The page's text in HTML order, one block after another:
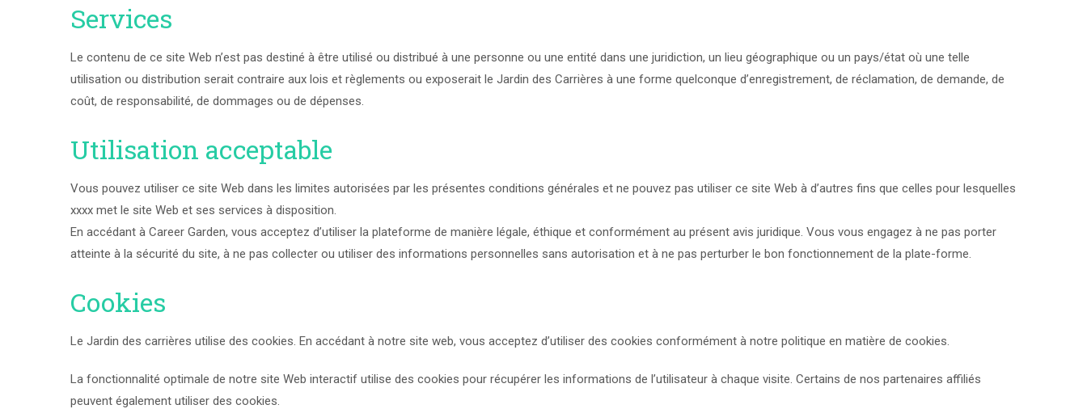
Services
Le contenu de ce site Web n’est pas destiné à être utilisé ou distribué à une personne ou une entité dans une juridiction, un lieu géographique ou un pays/état où une telle
utilisation ou distribution serait contraire aux lois et règlements ou exposerait le Jardin des Carrières à une forme quelconque d’enregistrement, de réclamation, de demande, de
coût, de responsabilité, de dommages ou de dépenses.
Utilisation acceptable
Vous pouvez utiliser ce site Web dans les limites autorisées par les présentes conditions générales et ne pouvez pas utiliser ce site Web à d’autres fins que celles pour lesquelles
xxxx met le site Web et ses services à disposition.
En accédant à Career Garden, vous acceptez d’utiliser la plateforme de manière légale, éthique et conformément au présent avis juridique. Vous vous engagez à ne pas porter
atteinte à la sécurité du site, à ne pas collecter ou utiliser des informations personnelles sans autorisation et à ne pas perturber le bon fonctionnement de la plate-forme.
Cookies
Le Jardin des carrières utilise des cookies. En accédant à notre site web, vous acceptez d’utiliser des cookies conformément à notre politique en matière de cookies.
La fonctionnalité optimale de notre site Web interactif utilise des cookies pour récupérer les informations de l’utilisateur à chaque visite. Certains de nos partenaires affiliés
peuvent également utiliser des cookies.